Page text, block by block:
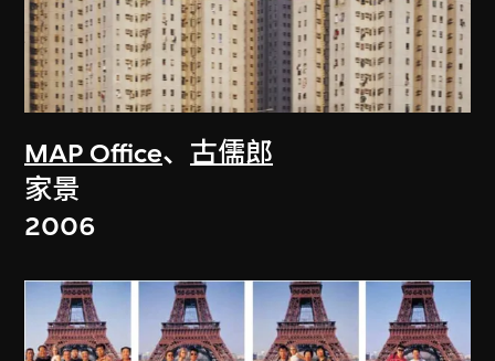
MAP Office、 古儒郎
家景
2006